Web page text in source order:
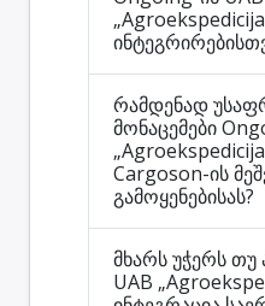
რამდენად
მონაცემები
Cargoson-ის
გამოყენებისას?
მხარს უჭერს
UAB